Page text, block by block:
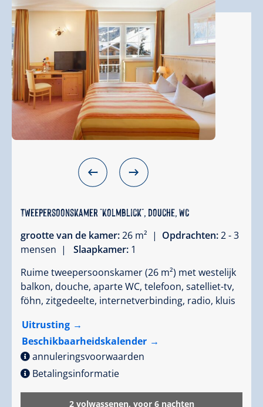
Tweepersoonskamer "Kolmblick", douche, WC
grootte van de kamer:26 m² | Opdrachten:2 - 3
mensen |
Slaapkamer: 1
Ruime tweepersoonskamer (26 m²) met westelijk
balkon, douche, aparte WC, telefoon, satelliet-tv,
föhn, zitgedeelte, internetverbinding, radio, kluis
Uitrusting
Beschikbaarheidskalender
annuleringsvoorwaarden
Betalingsinformatie
2 volwassenen, voor 6 nachten